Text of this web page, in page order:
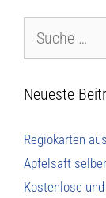
Neueste
Regiokarten
Apfelsaft
Kostenlose